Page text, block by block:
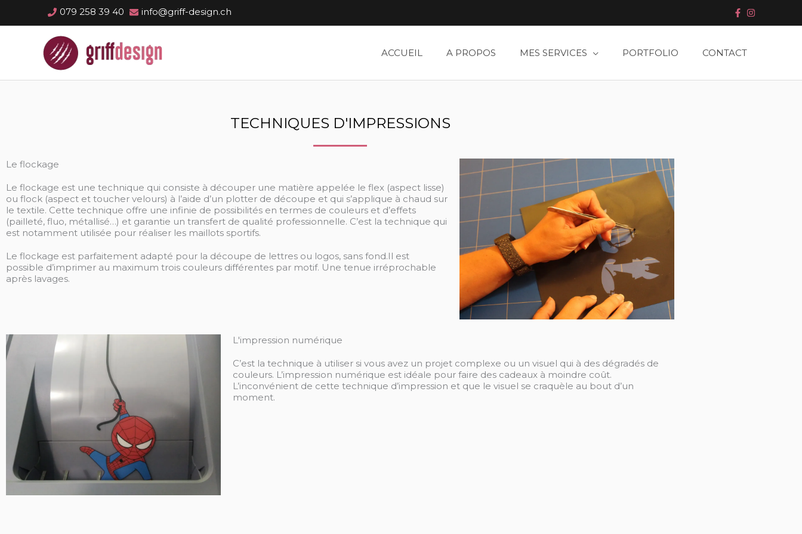
contenu
079 258 39 40 info@griff-design.ch
ACCUEIL A PROPOS MES SERVICES PORTFOLIO CONTACT
TECHNIQUES D'IMPRESSIONS
Le flockage
Le flockage est une technique qui consiste à découper une matière appelée le flex (aspect lisse)
ou flock (aspect et toucher velours) à l’aide d’un plotter de découpe et qui s’applique à chaud sur
le textile. Cette technique offre une infinie de possibilités en termes de couleurs et d’effets
(pailleté, fluo, métallisé…) et garantie un transfert de qualité professionnelle. C’est la technique qui
est notamment utilisée pour réaliser les maillots sportifs.
Le flockage est parfaitement adapté pour la découpe de lettres ou logos, sans fond.Il est
possible d’imprimer au maximum trois couleurs différentes par motif. Une tenue irréprochable
après lavages.
L'impression numérique
C’est la technique à utiliser si vous avez un projet complexe ou un visuel qui à des dégradés de
couleurs. L’impression numérique est idéale pour faire des cadeaux à moindre coût.
L’inconvénient de cette technique d’impression et que le visuel se craquèle au bout d’un
moment.